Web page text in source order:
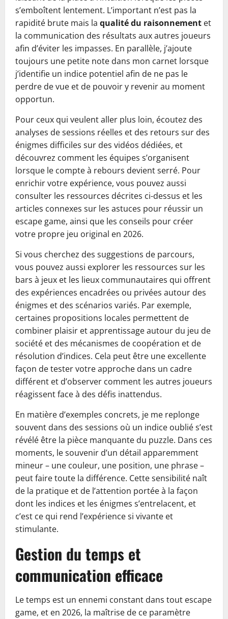
s’emboîtent lentement. L’important n’est pas la
rapidité brute mais la qualité du raisonnement et
la communication des résultats aux autres joueurs
afin d’éviter les impasses. En parallèle, j’ajoute
toujours une petite note dans mon carnet lorsque
j’identifie un indice potentiel afin de ne pas le
perdre de vue et de pouvoir y revenir au moment
opportun.
Pour ceux qui veulent aller plus loin, écoutez des
analyses de sessions réelles et des retours sur des
énigmes difficiles sur des vidéos dédiées, et
découvrez comment les équipes s’organisent
lorsque le compte à rebours devient serré. Pour
enrichir votre expérience, vous pouvez aussi
consulter les ressources décrites ci-dessus et les
articles connexes sur les astuces pour réussir un
escape game, ainsi que les conseils pour créer
votre propre jeu original en 2026.
Si vous cherchez des suggestions de parcours,
vous pouvez aussi explorer les ressources sur les
bars à jeux et les lieux communautaires qui offrent
des expériences encadrées ou privées autour des
énigmes et des scénarios variés. Par exemple,
certaines propositions locales permettent de
combiner plaisir et apprentissage autour du jeu de
société et des mécanismes de coopération et de
résolution d’indices. Cela peut être une excellente
façon de tester votre approche dans un cadre
différent et d’observer comment les autres joueurs
réagissent face à des défis inattendus.
En matière d’exemples concrets, je me replonge
souvent dans des sessions où un indice oublié s’est
révélé être la pièce manquante du puzzle. Dans ces
moments, le souvenir d’un détail apparemment
mineur – une couleur, une position, une phrase –
peut faire toute la différence. Cette sensibilité naît
de la pratique et de l’attention portée à la façon
dont les indices et les énigmes s’entrelacent, et
c’est ce qui rend l’expérience si vivante et
stimulante.
Gestion du temps et
communication efficace
Le temps est un ennemi constant dans tout escape
game, et en 2026, la maîtrise de ce paramètre